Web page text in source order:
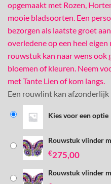
opgemaakt met Rozen,
mooie bladsoorten. Een
bezorgen als laatste groet
overledene op een heel
rouwstuk kan naar wens ook
bloemen of kleuren. Neem
met Tante Lien of kom langs.
Een rouwlint kan afzonderlijk
Kies voor een optie
Rouwstuk vlinder
€275,00
Rouwstuk vlinder